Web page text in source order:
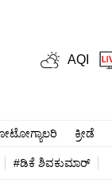
AQI
ಕ್ರೀಡೆ
#ಡಿಕೆ ಶಿವಕುಮಾರ್​